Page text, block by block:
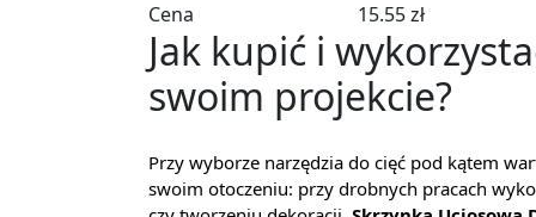
Cena
15.55 zł
Jak kupić i
swoim projekcie?
Przy wyborze narzędzia do cięć pod kątem
swoim otoczeniu: przy drobnych pracach